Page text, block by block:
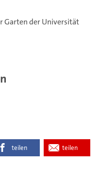
Garten der Universität
teilen teilen